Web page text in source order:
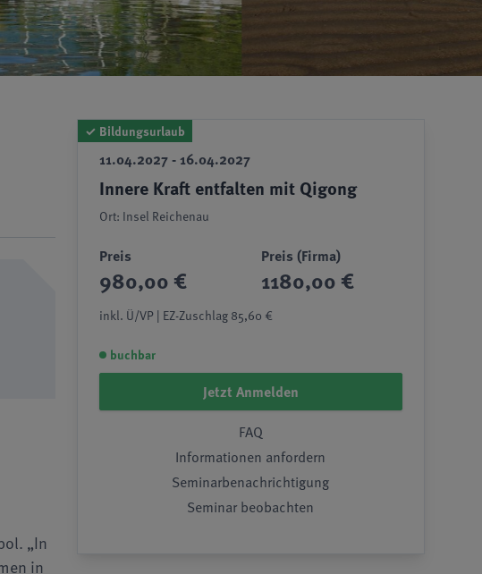
„In
in
✓ Bildungsurlaub
11.04.2027 - 16.04.2027
Innere Kraft entfalten mit Qigong
Ort: Insel Reichenau
Preis
980,00 €
Preis (Firma)
1180,00 €
inkl. Ü/VP | EZ-Zuschlag 85,60 €
buchbar
Jetzt Anmelden
FAQ
Informationen anfordern
Seminarbenachrichtigung
Seminar beobachten